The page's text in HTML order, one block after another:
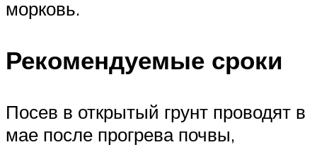
морковь.
Рекомендуемые сроки
Посев в открытый грунт проводят в
мае после прогрева почвы,